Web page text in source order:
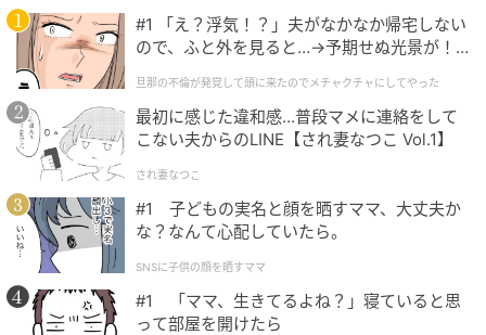
この投稿をInstagramで見る
XG JURIN (주린)(@xg__jurin)がシェアした投稿
#1 「え？浮気！？」夫がなかなか帰宅しない
ので、ふと外を見ると…→予期せぬ光景が！
クチャにしてやった
旦那の不倫が発覚して頭に来たのでメチャクチャにしてやった
最初に感じた違和感…普段マメに連絡をして
こない夫からのLINE【され妻なつこ Vol.1】
され妻なつこ
#1 子どもの実名と顔を晒すママ、大丈夫か
な？なんて心配していたら。
SNSに子供の顔を晒すママ
#1 「ママ、生きてるよね？」寝ていると思
って部屋を開けたら